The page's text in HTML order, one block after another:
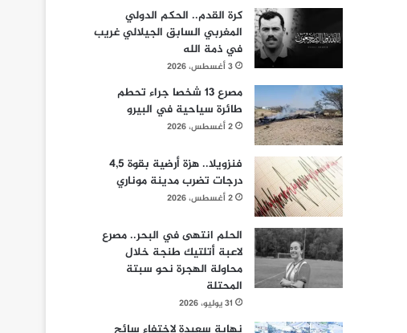
كرة القدم.. الحكم الدولي
المغربي السابق الجيلالي غريب
في ذمة الله
3 أغسطس، 2026
مصرع 13 شخصا جراء تحطم
طائرة سياحية في البيرو
2 أغسطس، 2026
فنزويلا.. هزة أرضية بقوة 4,5
درجات تضرب مدينة موناري
2 أغسطس، 2026
الحلم انتهى في البحر.. مصرع
لاعبة أتلتيك طنجة خلال
محاولة الهجرة نحو سبتة
المحتلة
31 يوليو، 2026